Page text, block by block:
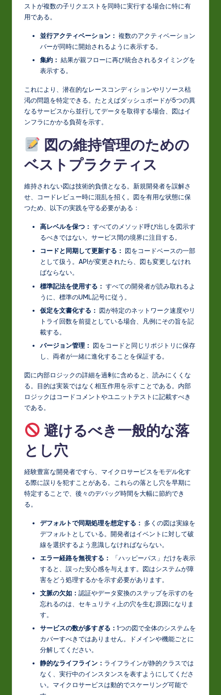
ストが複数の子リクエストを同時に実行する場合に特に有
用である。
並行アクティベーション： 複数のアクティベーション
バーが同時に開始されるように表示する。
集約： 結果が親フローに再び統合されるタイミングを
表示する。
これにより、潜在的なレースコンディションやリソース枯
渇の問題を特定できる。たとえばダッシュボードが5つの異
なるサービスから並行してデータを取得する場合、図はイ
ンフラにかかる負荷を示す。
図の維持管理のための
ベストプラクティス
維持されない図は技術的負債となる。新規開発者を誤解さ
せ、コードレビュー時に混乱を招く。図を有用な状態に保
つため、以下の実践を守る必要がある：
高レベルを保つ： すべてのメソッド呼び出しを図示す
るべきではない。サービス間の境界に注目する。
コードと同期して更新する： 図をコードベースの一部
として扱う。APIが変更されたら、図も変更しなけれ
ばならない。
標準記法を使用する： すべての開発者が読み取れるよ
うに、標準のUML記号に従う。
仮定を文書化する： 図が特定のネットワーク速度やリ
トライ回数を前提としている場合、凡例にその旨を記
載する。
バージョン管理： 図をコードと同じリポジトリに保存
し、両者が一緒に進化することを保証する。
図に内部ロジックの詳細を過剰に含めると、読みにくくな
る。目的は実装ではなく相互作用を示すことである。内部
ロジックはコードコメントやユニットテストに記載すべき
である。
避けるべき一般的な落
とし穴
経験豊富な開発者ですら、マイクロサービスをモデル化す
る際に誤りを犯すことがある。これらの落とし穴を早期に
特定することで、後々のデバッグ時間を大幅に節約でき
る。
デフォルトで同期処理を想定する： 多くの図は実線を
デフォルトとしている。開発者はイベントに対して破
線を選択するよう意識しなければならない。
エラー経路を無視する：
「ハッピーパス」だけを表示
すると、誤った安心感を与えます。図はシステムが障
害をどう処理するかを示す必要があります。
文脈の欠如： 認証やデータ変換のステップを示すのを
忘れるのは、セキュリティ上の穴を生む原因になりま
す。
サービスの数が多すぎる： 1つの図で全体のシステムを
カバーすべきではありません。ドメインや機能ごとに
分解してください。
静的なライフライン： ライフラインが静的クラスでは
なく、実行中のインスタンスを表すようにしてくださ
い。マイクロサービスは動的でスケーリング可能で